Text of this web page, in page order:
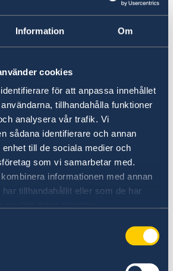
Information Om
cookies
för att anpassa innehållet
tillhandahålla funktioner
analysera vår trafik. Vi
sådana identifierare och annan
till de sociala medier och
som vi samarbetar med.
informationen med annan
tillhandahållit eller som de har
är olagliga och kan
eller långa fängelsestraff
resortområden, inklusive
rör sig, är
lokala klädnormer. Topless
är förbjudet, även på
konsumeras inom
är olagligt att bära med
resorts, och kan leda till